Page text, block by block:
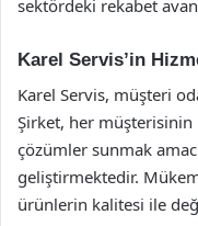
sektördeki rekabet
Karel Servis’in
Karel Servis, müşteri
Şirket, her müşterisinin
çözümler sunmak
geliştirmektedir.
ürünlerin kalitesi ile